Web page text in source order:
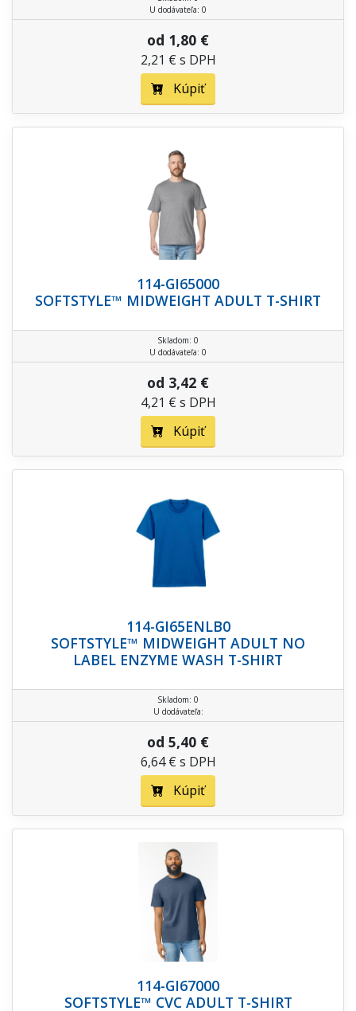
U dodávateľa: 0
od 1,80 €
2,21 € s DPH
Kúpiť
114-GI65000
SOFTSTYLE™ MIDWEIGHT ADULT T-SHIRT
Skladom: 0
U dodávateľa: 0
od 3,42 €
4,21 € s DPH
Kúpiť
114-GI65ENLB0
SOFTSTYLE™ MIDWEIGHT ADULT NO
LABEL ENZYME WASH T-SHIRT
Skladom: 0
U dodávateľa:
od 5,40 €
6,64 € s DPH
Kúpiť
114-GI67000
SOFTSTYLE™ CVC ADULT T-SHIRT